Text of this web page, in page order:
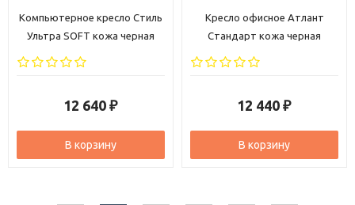
Кресло офисное Атлант
Стандарт кожа черная
12 440 ₽
В корзину
Компьютерное кресло Direct
ткань черная
6 890₽
В корзину